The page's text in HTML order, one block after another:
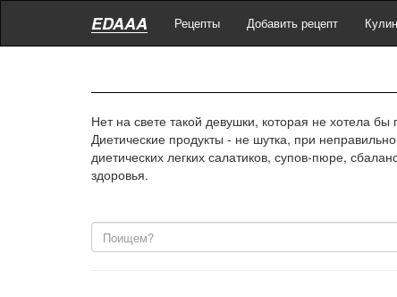
EDAAA Рецепты Добавить рецепт
Нет на свете такой девушки, которая не хотела
Диетические продукты - не шутка, при
диетических легких салатиков, супов-пюре,
здоровья.